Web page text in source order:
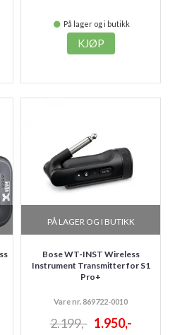
På lager og i butikk
KJØP
PÅ LAGER OG I BUTIKK
Bose WT-INST Wireless
Instrument Transmitter for S1
Pro+
Vare nr. 869722-0010
2.199,- 1.950,-